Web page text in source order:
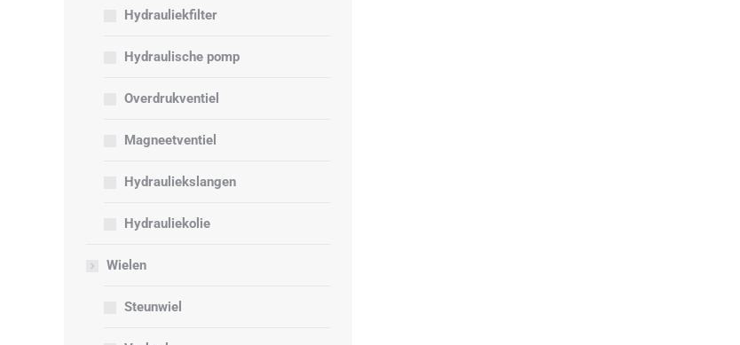
Hydrauliekfilter
Hydraulische pomp
Overdrukventiel
Magneetventiel
Hydrauliekslangen
Hydrauliekolie
Wielen
Steunwiel